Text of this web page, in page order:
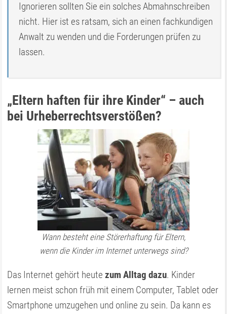
Ignorieren sollten Sie ein solches Abmahnschreiben
nicht. Hier ist es ratsam, sich an einen fachkundigen
Anwalt zu wenden und die Forderungen prüfen zu
lassen.
„Eltern haften für ihre Kinder“ – auch
bei Urheberrechtsverstößen?
Wann besteht eine Störerhaftung für Eltern,
wenn die Kinder im Internet unterwegs sind?
Das Internet gehört heutezum Alltag dazu. Kinder
lernen meist schon früh mit einem Computer, Tablet oder
Smartphone umzugehen und online zu sein. Da kann es